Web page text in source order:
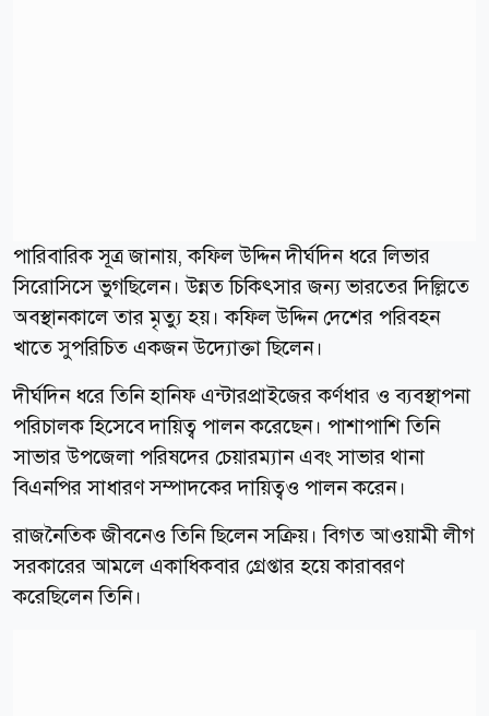
পারিবারিক সূত্র জানায়, কফিল উদ্দিন দীর্ঘদিন ধরে লিভার
সিরোসিসে ভুগছিলেন। উন্নত চিকিৎসার জন্য ভারতের দিল্লিতে
অবস্থানকালে তার মৃত্যু হয়। কফিল উদ্দিন দেশের পরিবহন
খাতে সুপরিচিত একজন উদ্যোক্তা ছিলেন।
দীর্ঘদিন ধরে তিনি হানিফ এন্টারপ্রাইজের কর্ণধার ও ব্যবস্থাপনা
পরিচালক হিসেবে দায়িত্ব পালন করেছেন। পাশাপাশি তিনি
সাভার উপজেলা পরিষদের চেয়ারম্যান এবং সাভার থানা
বিএনপির সাধারণ সম্পাদকের দায়িত্বও পালন করেন।
রাজনৈতিক জীবনেও তিনি ছিলেন সক্রিয়। বিগত আওয়ামী লীগ
সরকারের আমলে একাধিকবার গ্রেপ্তার হয়ে কারাবরণ
করেছিলেন তিনি।